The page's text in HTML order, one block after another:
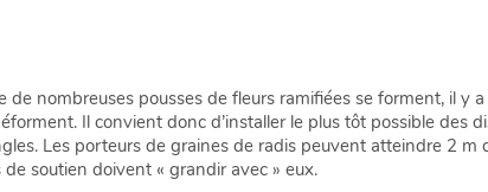
nombreuses pousses de fleurs ramifiées se forment, il y
Il convient donc d’installer le plus tôt possible des
Les porteurs de graines de radis peuvent atteindre 2 m
soutien doivent « grandir avec » eux.